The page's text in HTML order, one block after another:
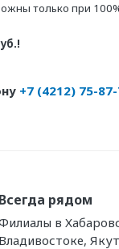
только при
+7 (4212) 75-
Всегда рядом
в
Владивостоке,